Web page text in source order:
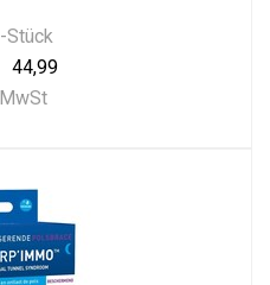
Stück
44,99